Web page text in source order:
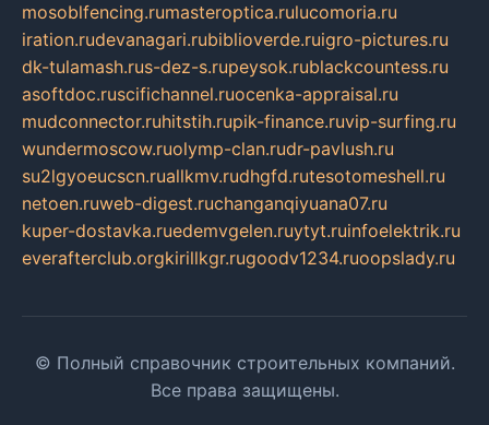
mosoblfencing.rumasteroptica.rulucomoria.ru
iration.rudevanagari.rubiblioverde.ruigro-pictures.ru
dk-tulamash.rus-dez-s.rupeysok.rublackcountess.ru
asoftdoc.ruscifichannel.ruocenka-appraisal.ru
mudconnector.ruhitstih.rupik-finance.ruvip-surfing.ru
wundermoscow.ruolymp-clan.rudr-pavlush.ru
su2lgyoeucscn.ruallkmv.rudhgfd.rutesotomeshell.ru
netoen.ruweb-digest.ruchanganqiyuana07.ru
kuper-dostavka.ruedemvgelen.ruytyt.ruinfoelektrik.ru
everafterclub.orgkirillkgr.rugoodv1234.ruoopslady.ru
© Полный справочник строительных компаний.
Все права защищены.